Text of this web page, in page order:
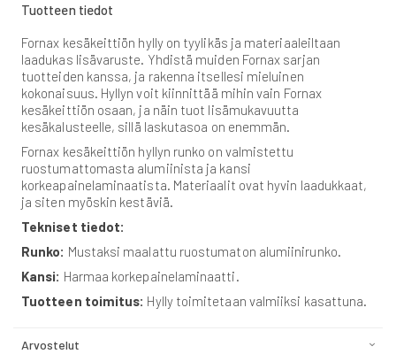
Tuotteen tiedot
Fornax kesäkeittiön hylly on tyylikäs ja materiaaleiltaan
laadukas lisävaruste. Yhdistä muiden Fornax sarjan
tuotteiden kanssa, ja rakenna itsellesi mieluinen
kokonaisuus. Hyllyn voit kiinnittää mihin vain Fornax
kesäkeittiön osaan, ja näin tuot lisämukavuutta
kesäkalusteelle, sillä laskutasoa on enemmän.
Fornax kesäkeittiön hyllyn runko on valmistettu
ruostumattomasta alumiinista ja kansi
korkeapainelaminaatista. Materiaalit ovat hyvin laadukkaat,
ja siten myöskin kestäviä.
Tekniset tiedot:
Runko: Mustaksi maalattu ruostumaton alumiinirunko.
Kansi: Harmaa korkepainelaminaatti.
Tuotteen toimitus: Hylly toimitetaan valmiiksi kasattuna.
Arvostelut